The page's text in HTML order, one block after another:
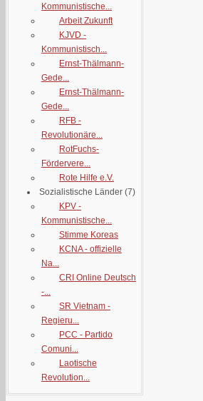
Kommunistische...
Arbeit Zukunft
KJVD -
Kommunistisch...
Ernst-Thälmann-
Gede...
Ernst-Thälmann-
Gede...
RFB -
Revolutionäre...
RotFuchs-
Fördervere...
Rote Hilfe e.V.
Sozialistische Länder (7)
KPV -
Kommunistische...
Stimme Koreas
KCNA - offizielle
Na...
CRI Online Deutsch
-...
SR Vietnam -
Regieru...
PCC - Partido
Comuni...
Laotische
Revolution...